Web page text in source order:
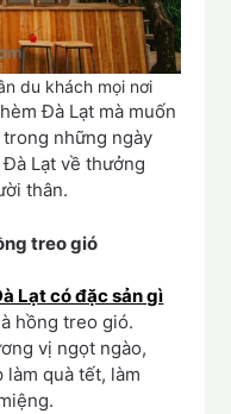
du khách mọi nơi
Đà Lạt mà muốn
những ngày
Lạt về thưởng
thân.
treo gió
Lạt có đặc sản gì
hồng treo gió.
vị ngọt ngào,
quà tết, làm